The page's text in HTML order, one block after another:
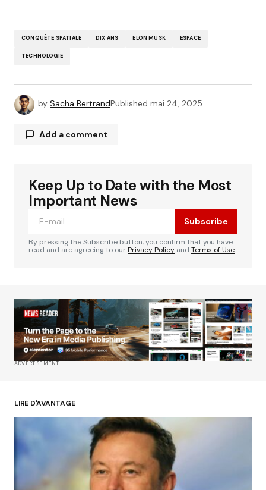
CONQUÊTE SPATIALE DIX ANS ELON MUSK ESPACE
TECHNOLOGIE
by Sacha BertrandPublished mai 24, 2025
Add a comment
Votre adresse e-mail ne sera pas publiée. Les
champs obligatoires sont indiqués avec
Your Name*
Your E-mail*
Submit Comment
Alternative:
Keep Up to Date with the Most
Important News
Subscribe
By pressing the Subscribe button, you confirm that you have
read and are agreeing to ourPrivacy Policy and Terms of Use
ADVERTISEMENT
LIRE D'AVANTAGE